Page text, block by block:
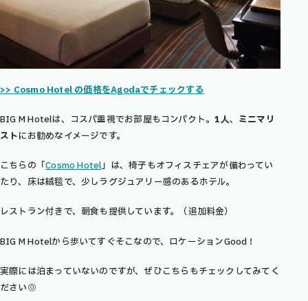
>> Cosmo Hotel の価格をAgodaでチェックする
BIG M Hotelは、コスパ重視でお部屋もコンパクト。1人、 ミニマリ
ストにお勧めなイメージです。
こちらの「Cosmo Hotel」は、椅子もオフィスチェアが備わってい
たり、床は絨毯で、少しラグジュアリー感のあるホテル。
レストラン付きで、朝食も提供しています。（追加料金）
BIG M Hotelから歩いてすぐそこなので、ロケーションGood！
実際には泊まっていないのですが、ぜひこちらもチェックしてみてく
ださい◎